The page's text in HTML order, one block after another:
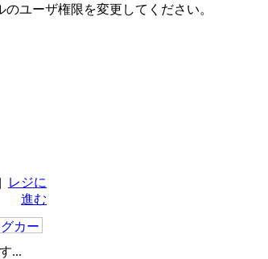
のユーザ権限を変更してください。
|
レジに
進む
...